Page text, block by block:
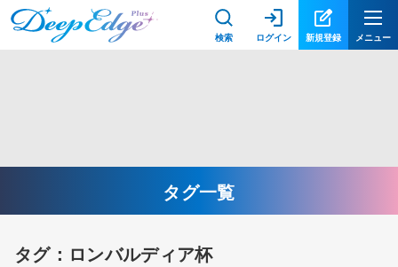
検索 ログイン 新規登録 メニュー
タグ一覧
タグ：ロンバルディア杯